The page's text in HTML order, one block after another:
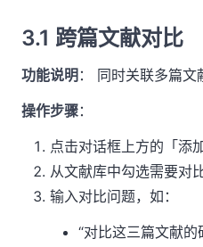
3.1 跨篇文献对比
功能说明 ： 同时关联多篇
操作步骤：
点击对话框上方的「添
从文献库中勾选需要对
输入对比问题，如：
“对比这三篇文献的